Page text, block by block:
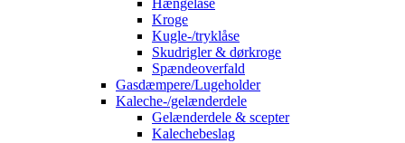
Hængelåse
Kroge
Kugle-/tryklåse
Skudrigler & dørkroge
Spændeoverfald
Gasdæmpere/Lugeholder
Kaleche-/gelænderdele
Gelænderdele & scepter
Kalechebeslag